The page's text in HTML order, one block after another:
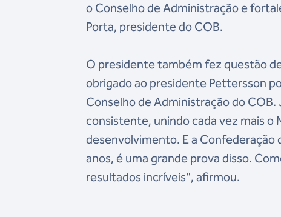
o Conselho de Administração e
Porta, presidente do COB.
O presidente também fez questão
obrigado ao presidente Pettersson
Conselho de Administração do
consistente, unindo cada vez mais
desenvolvimento. E a Confederação
anos, é uma grande prova disso.
resultados incríveis", afirmou.